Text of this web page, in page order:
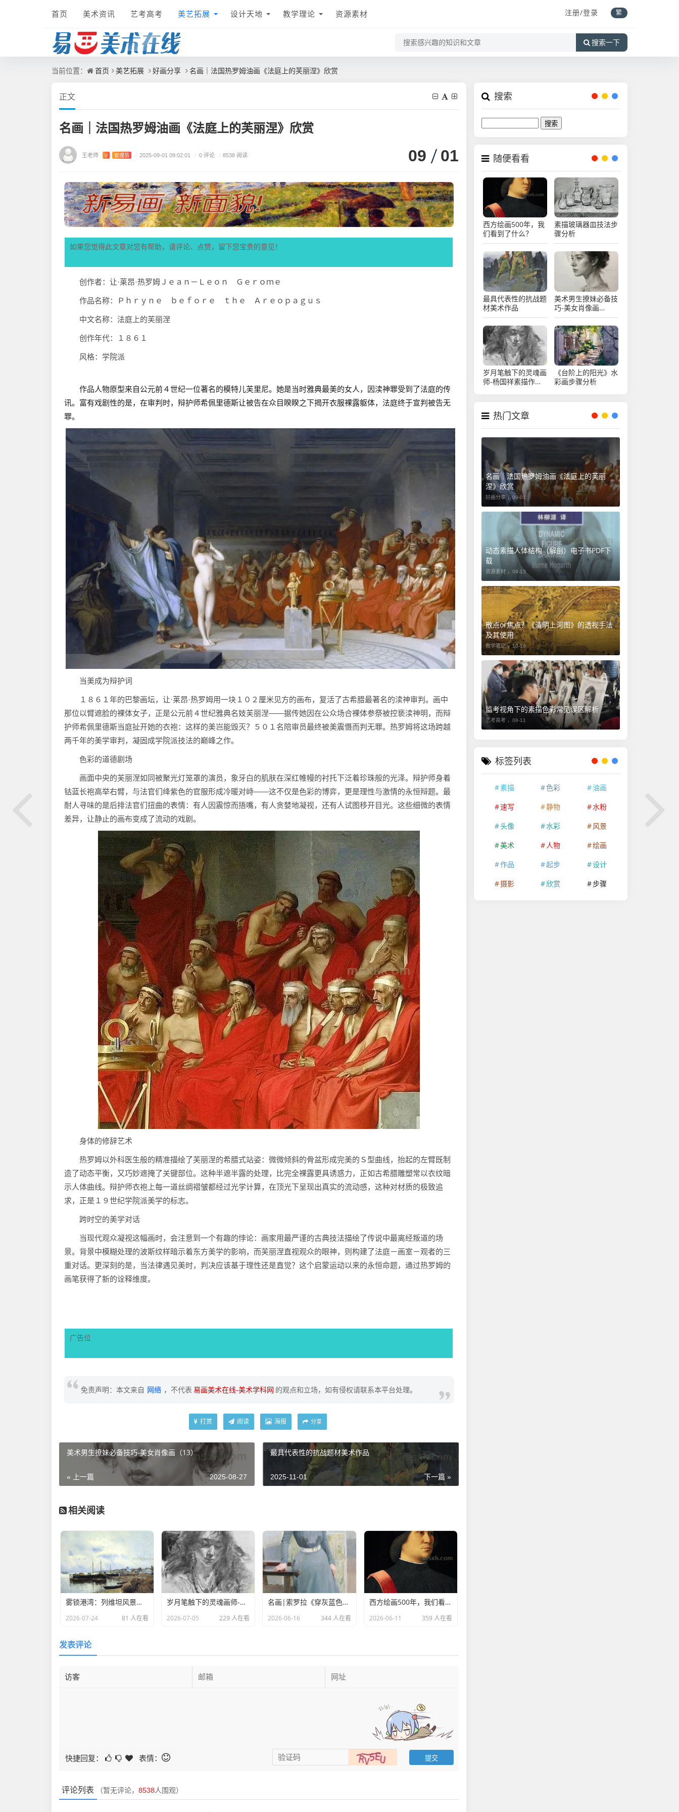
首页 美术资讯 艺考高考 美艺拓展 设计天地 教学理论 资源素材 注册/登录 繁
搜索一下
当前位置： 首页 美艺拓展 好画分享 名画｜法国热罗姆油画《法庭上的芙丽涅》欣赏
正文
名画｜法国热罗姆油画《法庭上的芙丽涅》欣赏
王老师 V 管理员 / 2025-09-01 09:02:01 / 0 评论 / 8538 阅读 09 01
如果您觉得此文章对您有帮助，请评论、点赞，留下您宝贵的意见！
创作者：让·莱昂·热罗姆Ｊｅａｎ－Ｌｅｏｎ Ｇｅｒｏｍｅ
作品名称：Ｐｈｒｙｎｅ ｂｅｆｏｒｅ ｔｈｅ Ａｒｅｏｐａｇｕｓ
中文名称：法庭上的芙丽涅
创作年代：１８６１
风格：学院派
作品人物原型来自公元前４世纪一位著名的模特儿芙里尼。她是当时雅典最美的女人，因渎神罪受到了法庭的传
讯。富有戏剧性的是，在审判时， 辩护师希佩里德斯让被告在众目睽睽之下揭开衣服裸露躯体，法庭终于宣判被告无
罪。
当美成为辩护词‌
１８６１年的巴黎画坛，让·莱昂·热罗姆用一块１０２厘米见方的画布，复活了古希腊最著名的渎神审判。画中
那位以臂遮脸的裸体女子，正是公元前４世纪雅典名妓芙丽涅——据传她因在公众场合裸体参祭被控亵渎神明，而辩
护师希佩里德斯当庭扯开她的衣袍：这样的美岂能毁灭？５０１名陪审员最终被美震慑而判无罪。热罗姆将这场跨越
两千年的美学审判，凝固成学院派技法的巅峰之作。
色彩的道德剧场‌
画面中央的芙丽涅如同被聚光灯笼罩的演员，象牙白的肌肤在深红帷幔的衬托下泛着珍珠般的光泽。辩护师身着
钴蓝长袍高举右臂，与法官们绛紫色的官服形成冷暖对峙——这不仅是色彩的博弈，更是理性与激情的永恒辩题。最
耐人寻味的是后排法官们扭曲的表情：有人因震惊而捂嘴，有人贪婪地凝视，还有人试图移开目光。这些细微的表情
差异，让静止的画布变成了流动的戏剧。
身体的修辞艺术‌
热罗姆以外科医生般的精准描绘了芙丽涅的希腊式站姿：微微倾斜的骨盆形成完美的Ｓ型曲线，抬起的左臂既制
造了动态平衡，又巧妙遮掩了关键部位。这种半遮半露的处理，比完全裸露更具诱惑力，正如古希腊雕塑常以衣纹暗
示人体曲线。辩护师衣袍上每一道丝绸褶皱都经过光学计算，在顶光下呈现出真实的流动感，这种对材质的极致追
求，正是１９世纪学院派美学的标志。
跨时空的美学对话‌
当现代观众凝视这幅画时，会注意到一个有趣的悖论：画家用最严谨的古典技法描绘了传说中最离经叛道的场
景。背景中模糊处理的波斯纹样暗示着东方美学的影响，而芙丽涅直视观众的眼神，则构建了法庭－画室－观者的三
重对话。更深刻的是，当法律遇见美时，判决应该基于理性还是直觉？这个启蒙运动以来的永恒命题，通过热罗姆的
画笔获得了新的诠释维度。
广告位
免责声明：本文来自 网络 ，不代表 易画美术在线-美术学科网 的观点和立场，如有侵权请联系本平台处理。
打赏 阅读 海报 分享
美术男生撩妹必备技巧-美女肖像画（13）
« 上一篇 2025-08-27
最具代表性的抗战题材美术作品
下一篇 »
2025-11-01
相关阅读
雾锁港湾：列维坦风景画中的水岸诗意
2026-07-24 81 人在看
岁月笔触下的灵魂画师-杨国祥素描作品欣赏
2026-07-05 229 人在看
名画|索罗拉《穿灰蓝色长裙的克洛蒂尔德》
2026-06-16 344 人在看
西方绘画500年，我们看到了什么？
2026-06-11 359 人在看
发表评论
快捷回复： 表情：
评论列表 （暂无评论， 8538人围观）
搜索
随便看看
西方绘画500年，我
们看到了什么？
素描玻璃器皿技法步
骤分析
最具代表性的抗战题
材美术作品
美术男生撩妹必备技
巧-美女肖像画
（14）
岁月笔触下的灵魂画
师-杨国祥素描作品
《台阶上的阳光》水
彩画步骤分析
热门文章
名画｜法国热罗姆油画《法庭上的芙丽
涅》欣赏
好画分享 ，09-01
动态素描人体结构（解剖）电子书PDF下
载
资源素材 ， 09-13
​散点or焦点？《清明上河图》的透视手法
及其使用
教学笔记 ， 10-14
监考视角下的素描色彩常见误区解析
艺考高考 ， 08-11
标签列表
素描 色彩
油画
速写
静物
水粉
头像
水彩
风景
美术
人物
绘画
作品
起步
设计
摄影
欣赏 步骤